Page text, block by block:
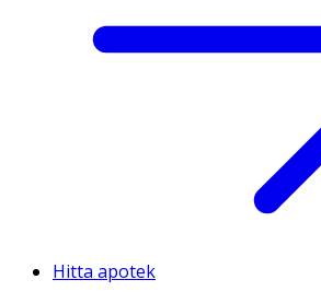
Hitta apotek